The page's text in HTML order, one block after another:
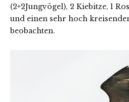
(2+2Jungvögel), 2 Kiebitze, 1
und einen sehr hoch
beobachten.